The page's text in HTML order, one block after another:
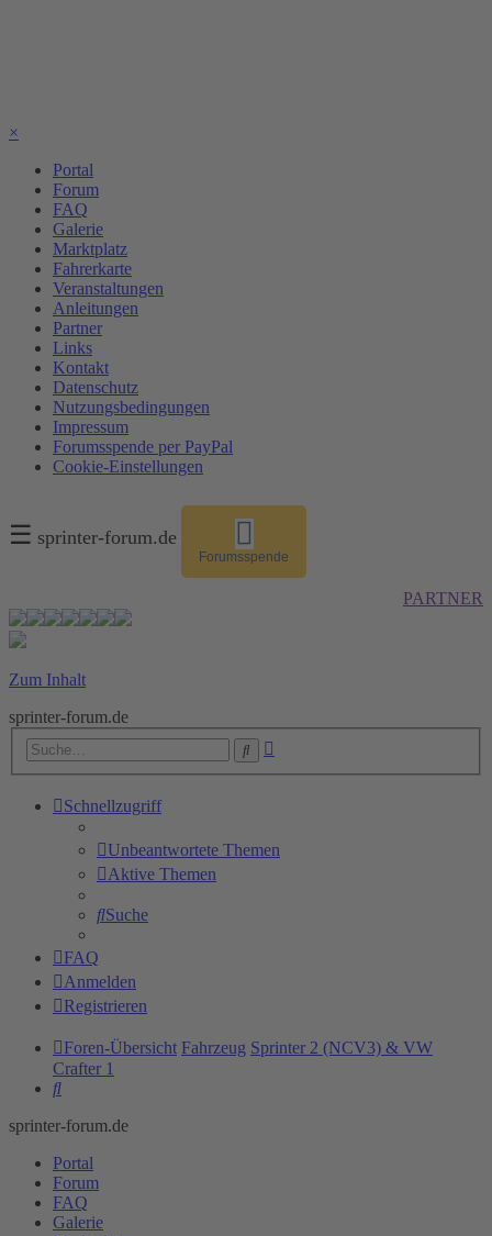
×
Portal
Forum
FAQ
Galerie
Marktplatz
Fahrerkarte
Veranstaltungen
Anleitungen
Partner
Links
Kontakt
Datenschutz
Nutzungsbedingungen
Impressum
Forumsspende per PayPal
Cookie-Einstellungen
☰ sprinter-forum.de
Forumsspende
PARTNER
Zum Inhalt
sprinter-forum.de
Suche
Schnellzugriff
Unbeantwortete Themen
Aktive Themen
Suche
FAQ
Anmelden
Registrieren
Foren-Übersicht Fahrzeug Sprinter 2 (NCV3) & VW
Crafter 1
Suche
sprinter-forum.de
Portal
Forum
FAQ
Galerie